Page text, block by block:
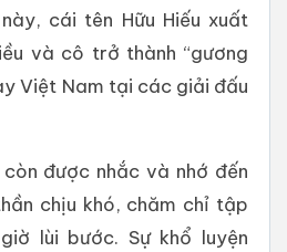
cái tên Hữu Hiếu xuất
và cô trở thành “gương
Việt Nam tại các giải đấu
còn được nhắc và nhớ đến
chịu khó, chăm chỉ tập
lùi bước. Sự khổ luyện